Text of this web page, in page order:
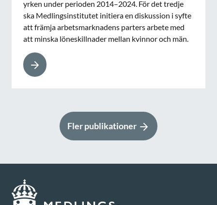
yrken under perioden 2014–2024. För det tredje
ska Medlingsinstitutet initiera en diskussion i syfte
att främja arbetsmarknadens parters arbete med
att minska löneskillnader mellan kvinnor och män.
Fler publikationer